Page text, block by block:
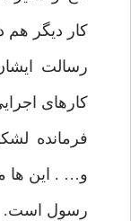
كار ديگر هم
رسالت
كارهاى
فرمانده
و… . اين ها
رسول است.